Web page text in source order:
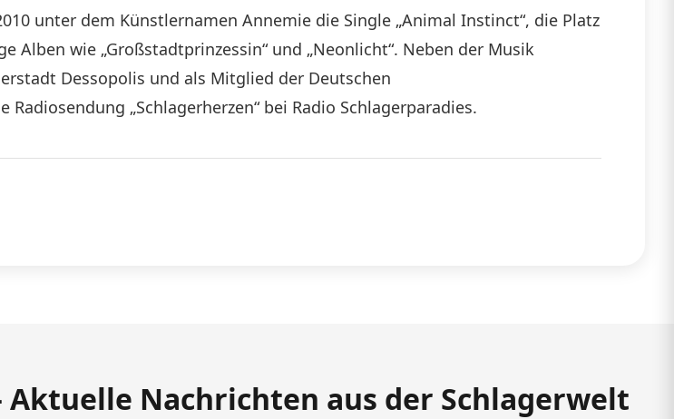
unter dem Künstlernamen Annemie die Single „Animal Instinct“, die Platz
Alben wie „Großstadtprinzessin“ und „Neonlicht“. ​Neben der Musik
Dessopolis und als Mitglied der Deutschen
„Schlagerherzen“ bei Radio Schlagerparadies.
Nachrichten aus der Schlagerwelt